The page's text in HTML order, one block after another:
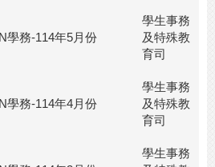
學務-114年5月份
學生事務
及特殊教
育司
學務-114年4月份
學生事務
及特殊教
育司
學生事務